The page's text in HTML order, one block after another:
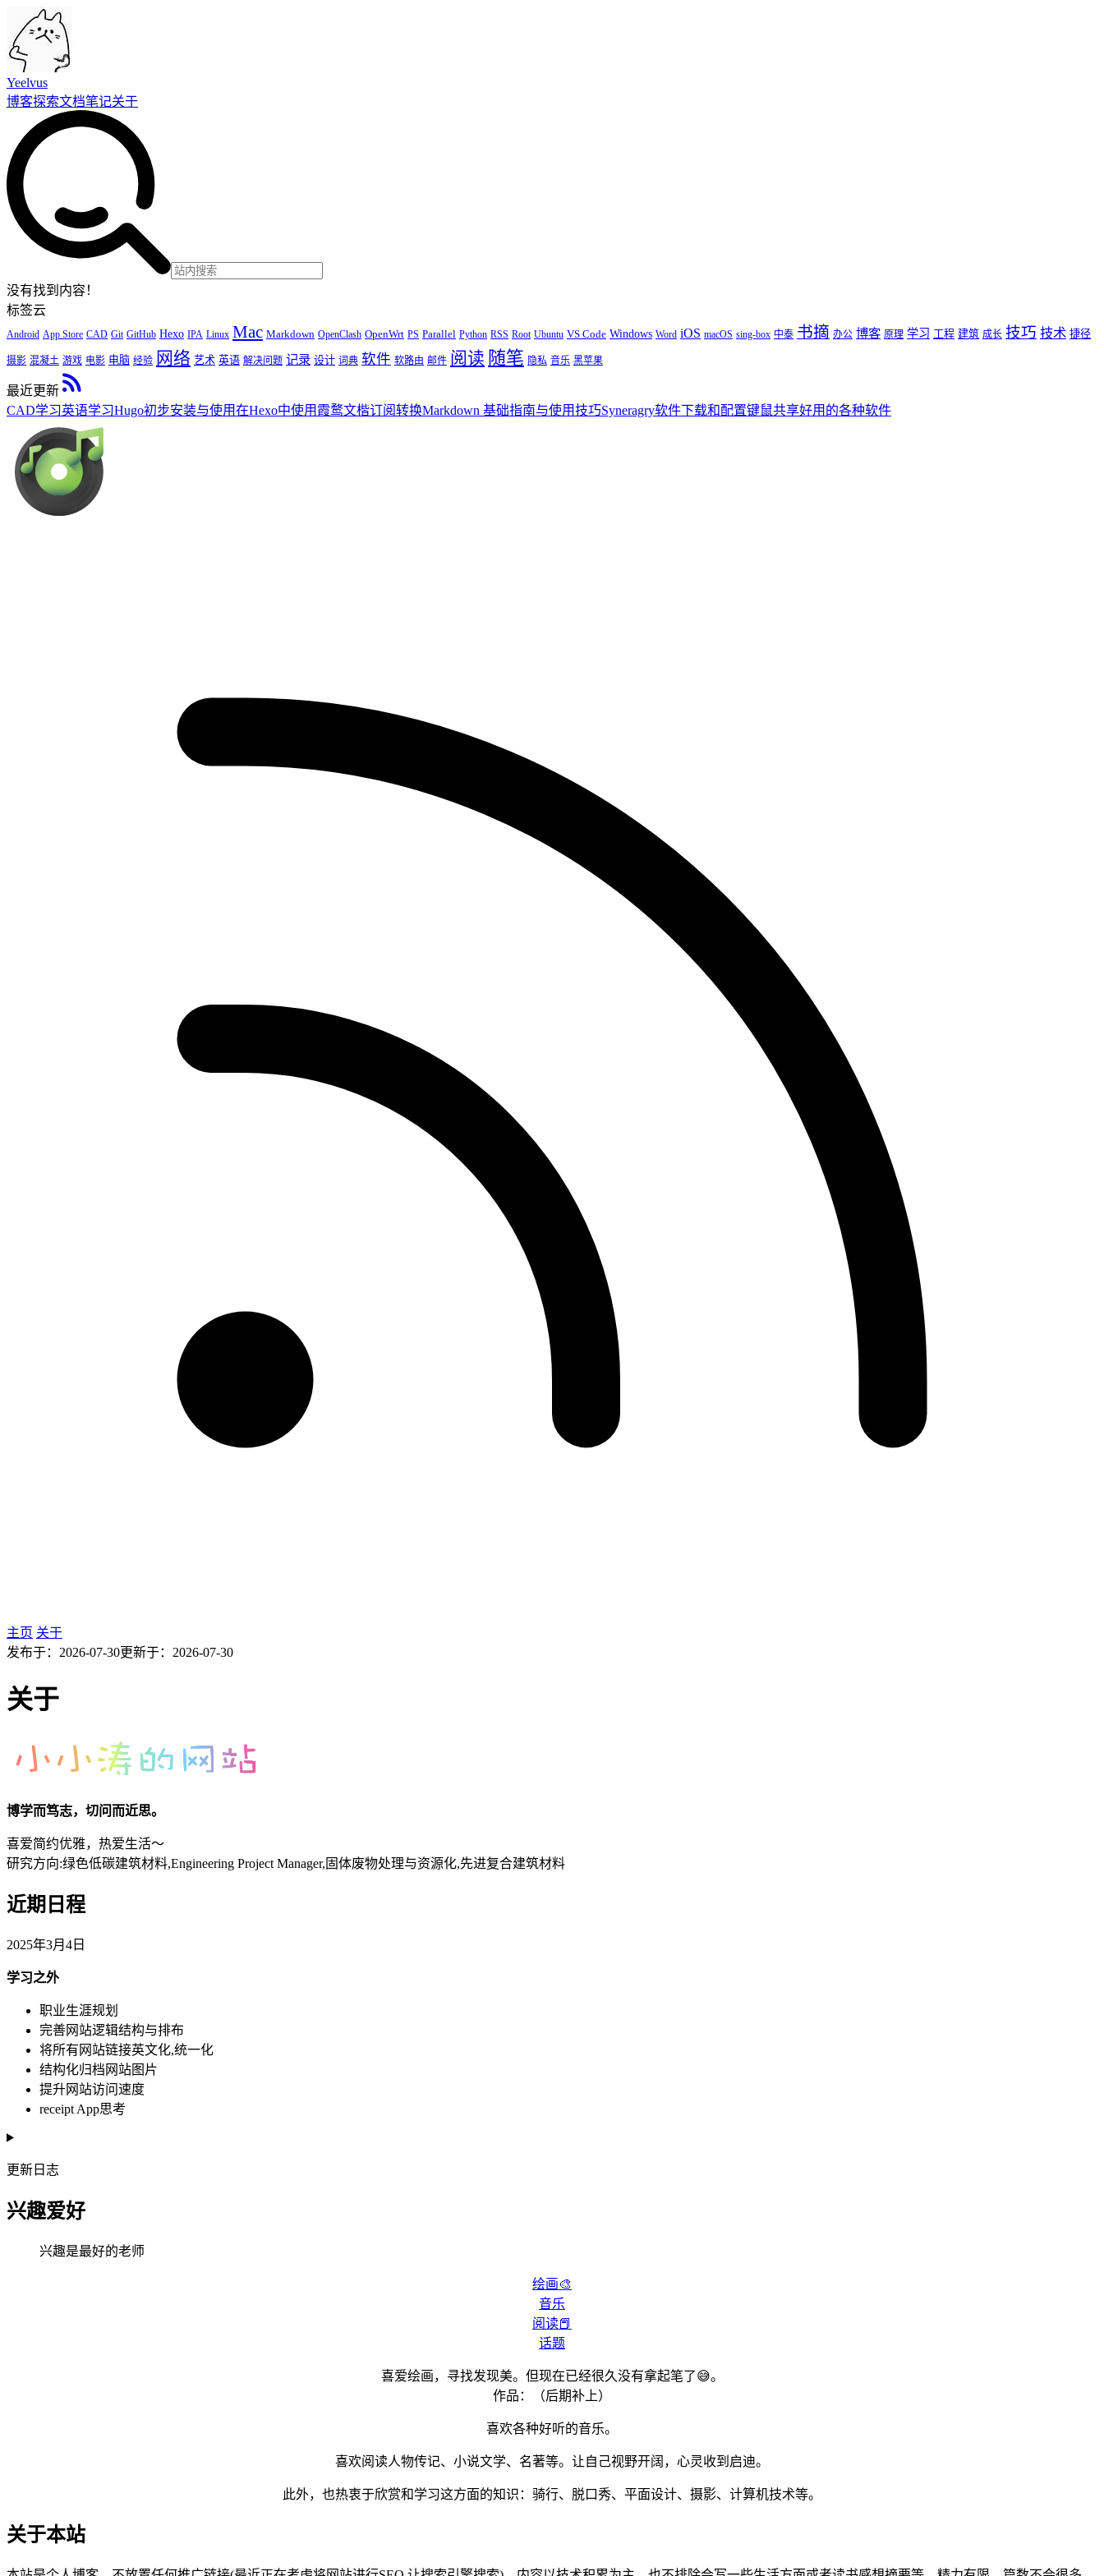
Yeelvus
博客探索文档笔记关于
没有找到内容！
标签云
Android App Store CAD Git GitHub Hexo IPA Linux Mac Markdown OpenClash OpenWrt PS Parallel Python RSS Root Ubuntu VS Code Windows Word iOS macOS sing-box 中泰 书摘 办公 博客 原理 学习 工程 建筑 成长 技巧 技术 捷径
摄影 混凝土 游戏 电影 电脑 经验 网络 艺术 英语 解决问题 记录 设计 词典 软件 软路由 邮件 阅读 随笔 隐私 音乐 黑苹果
最近更新
CAD学习英语学习Hugo初步安装与使用在Hexo中使用霞鹜文楷订阅转换Markdown 基础指南与使用技巧Syneragry软件下载和配置键鼠共享好用的各种软件
主页 关于
发布于： 2026-07-30更新于： 2026-07-30
关于
博学而笃志，切问而近思。
喜爱简约优雅，热爱生活～
研究方向:绿色低碳建筑材料,Engineering Project Manager,固体废物处理与资源化,先进复合建筑材料
近期日程
2025年3月4日
学习之外
职业生涯规划
完善网站逻辑结构与排布
将所有网站链接英文化,统一化
结构化归档网站图片
提升网站访问速度
receipt App思考
更新日志
兴趣爱好
兴趣是最好的老师
绘画🎨
音乐
阅读📕
话题
喜爱绘画，寻找发现美。但现在已经很久没有拿起笔了😅。
作品：（后期补上）
喜欢各种好听的音乐。
喜欢阅读人物传记、小说文学、名著等。让自己视野开阔，心灵收到启迪。
此外，也热衷于欣赏和学习这方面的知识：骑行、脱口秀、平面设计、摄影、计算机技术等。
关于本站